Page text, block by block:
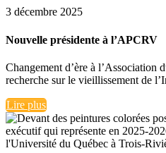
3 décembre 2025
Nouvelle présidente à l’APCRV
Changement d’ère à l’Association
recherche sur le vieillissement de
Lire plus